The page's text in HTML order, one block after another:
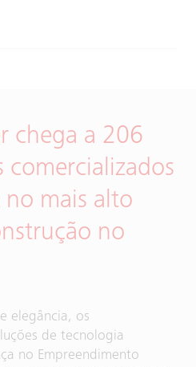
chega a 206
comercializados
no mais alto
no
elegância, os
de tecnologia
no Empreendimento